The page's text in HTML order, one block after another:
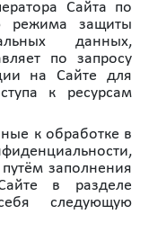
Сайта по
режима защиты
данных,
по запросу
на Сайте для
к ресурсам
к обработке в
заполнения
в разделе
следующую